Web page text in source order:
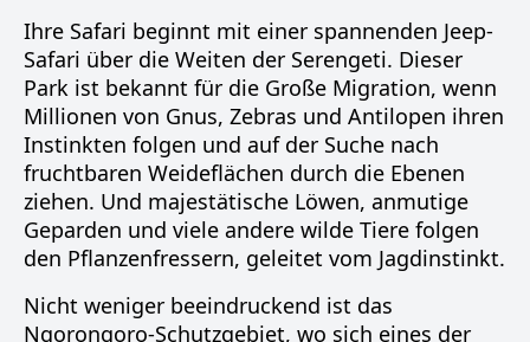
Ihre Safari beginnt mit einer spannenden Jeep-
Safari über die Weiten der Serengeti. Dieser
Park ist bekannt für die Große Migration, wenn
Millionen von Gnus, Zebras und Antilopen ihren
Instinkten folgen und auf der Suche nach
fruchtbaren Weideflächen durch die Ebenen
ziehen. Und majestätische Löwen, anmutige
Geparden und viele andere wilde Tiere folgen
den Pflanzenfressern, geleitet vom Jagdinstinkt.
Nicht weniger beeindruckend ist das
Ngorongoro-Schutzgebiet, wo sich eines der